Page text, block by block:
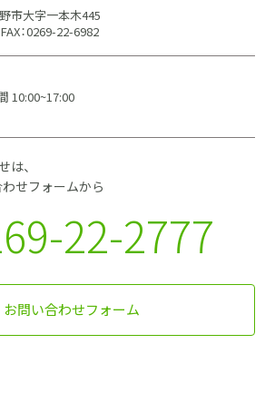
市大字一本木445
FAX：0269-22-6982
10:00~17:00
は、
せフォームから
22-2777
お問い合わせフォーム